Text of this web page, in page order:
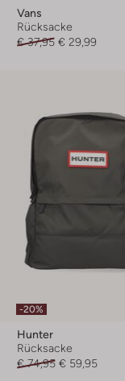
Vans
Rücksacke
€ 37,95 € 29,99
-20%
Hunter
Rücksacke
€ 74,95 € 59,95